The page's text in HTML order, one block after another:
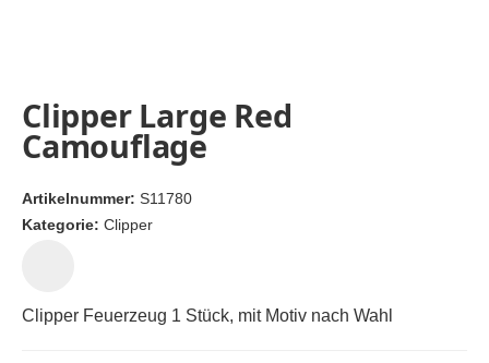
Clipper Large Red
Camouflage
Artikelnummer: S11780
Kategorie: Clipper
Clipper Feuerzeug 1 Stück, mit Motiv nach Wahl